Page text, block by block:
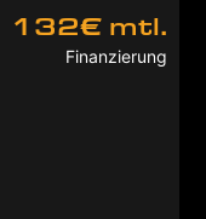
132€ mtl.
Finanzierung